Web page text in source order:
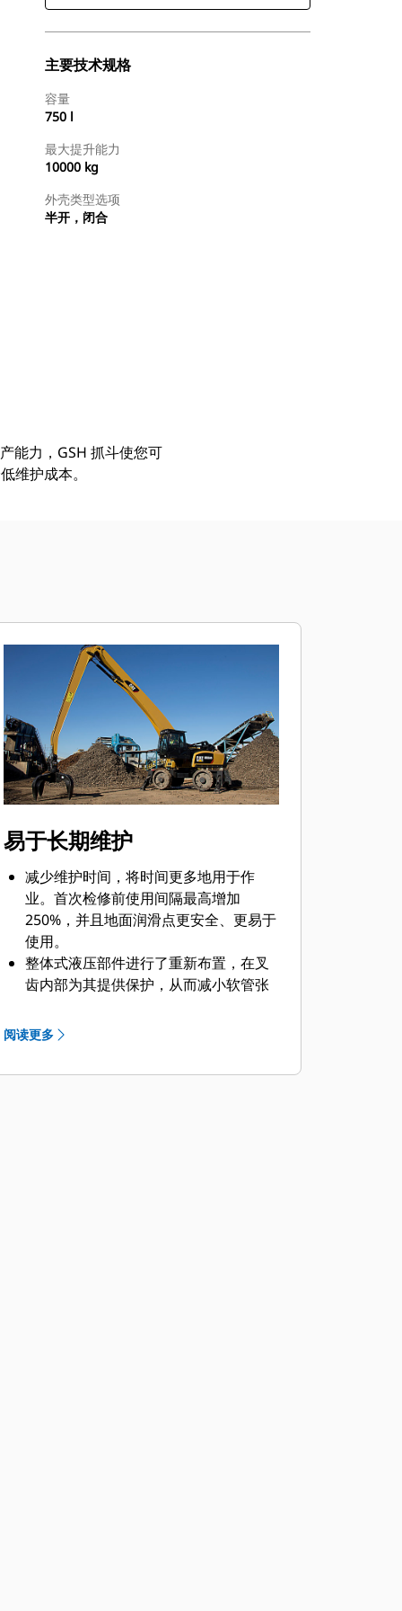
主要技术规格
容量
750 l
最大提升能力
10000 kg
外壳类型选项
半开，闭合
能力，GSH 抓斗使您可
维护成本。
易于长期维护
减少维护时间，将时间更多地用于作
业。首次检修前使用间隔最高增加
250%，并且地面润滑点更安全、更易于
使用。
整体式液压部件进行了重新布置，在叉
齿内部为其提供保护，从而减小软管张
通过可拆卸面板，轻松检修叉齿内部的
保护叉齿内部的关键零件。
阅读更多